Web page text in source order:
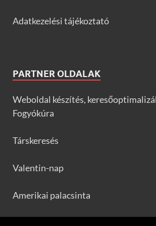
Adatkezelési tájékoztató
PARTNER OLDALAK
Weboldal készítés,
Fogyókúra
Társkeresés
Valentin-nap
Amerikai palacsinta